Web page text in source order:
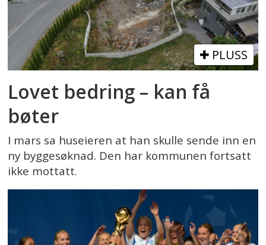
PLUSS
Lovet bedring – kan få
bøter
I mars sa huseieren at han skulle sende inn en
ny byggesøknad. Den har kommunen fortsatt
ikke mottatt.